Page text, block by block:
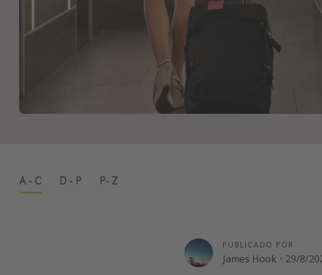
A - C D - P P- Z
PUBLICADO POR
James Hook · 29/8/